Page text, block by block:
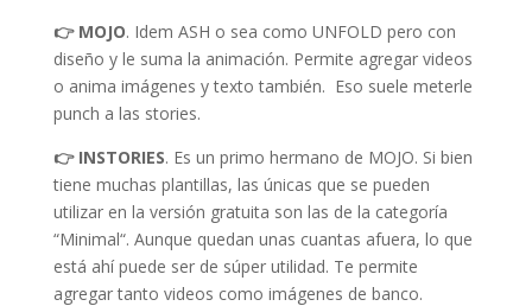
👉 MOJO. Idem ASH o sea como UNFOLD pero con
diseño y le suma la animación. Permite agregar videos
o anima imágenes y texto también. Eso suele meterle
punch a las stories.
👉 INSTORIES. Es un primo hermano de MOJO. Si bien
tiene muchas plantillas, las únicas que se pueden
utilizar en la versión gratuita son las de la categoría
“Minimal“. Aunque quedan unas cuantas afuera, lo que
está ahí puede ser de súper utilidad. Te permite
agregar tanto videos como imágenes de banco.